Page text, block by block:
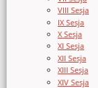
VIII Sesja
IX Sesja
X Sesja
XI Sesja
XII Sesja
XIII Sesja
XIV Sesja